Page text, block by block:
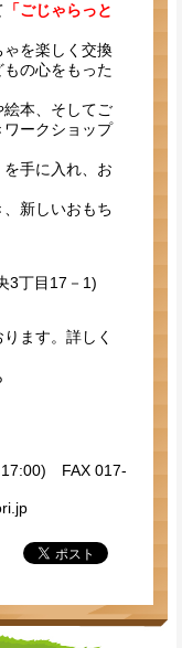
「ごじゃらっと
を楽しく交換
の心をもった
本、そしてご
ワークショップ
手に入れ、お
新しいおもち
3丁目17－1)
ます。詳しく
17:00) FAX 017-